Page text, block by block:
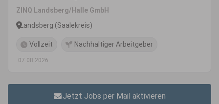
ZINQ Landsberg/Halle GmbH
Landsberg (Saalekreis)
Vollzeit Nachhaltiger Arbeitgeber
07.08.2026
Jetzt Jobs per Mail aktivieren